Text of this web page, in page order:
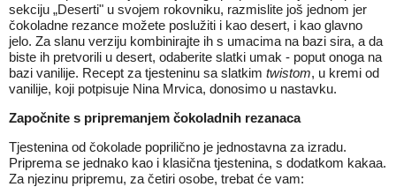
sekciju „Deserti" u svojem rokovniku, razmislite još jednom jer
čokoladne rezance možete poslužiti i kao desert, i kao glavno
jelo. Za slanu verziju kombinirajte ih s umacima na bazi sira, a da
biste ih pretvorili u desert, odaberite slatki umak - poput onoga na
bazi vanilije. Recept za tjesteninu sa slatkim twistom, u kremi od
vanilije, koji potpisuje Nina Mrvica, donosimo u nastavku.
Započnite s pripremanjem čokoladnih rezanaca
Tjestenina od čokolade poprilično je jednostavna za izradu.
Priprema se jednako kao i klasična tjestenina, s dodatkom kakaa.
Za njezinu pripremu, za četiri osobe, trebat će vam: